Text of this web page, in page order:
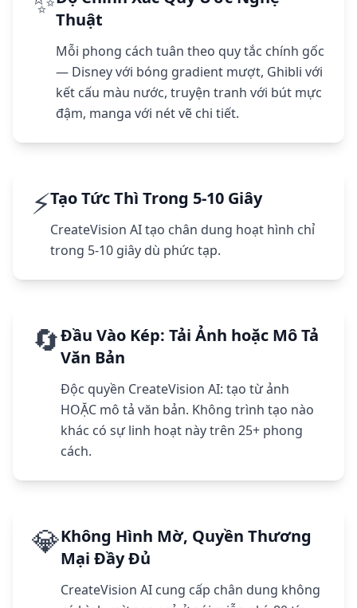
Thuật
Mỗi phong cách tuân theo quy tắc chính gốc
— Disney với bóng gradient mượt, Ghibli với
kết cấu màu nước, truyện tranh với bút mực
đậm, manga với nét vẽ chi tiết.
⚡Tạo Tức Thì Trong 5-10 Giây
CreateVision AI tạo chân dung hoạt hình chỉ
trong 5-10 giây dù phức tạp.
🔄Đầu Vào Kép: Tải Ảnh hoặc Mô Tả
Văn Bản
Độc quyền CreateVision AI: tạo từ ảnh
HOẶC mô tả văn bản. Không trình tạo nào
khác có sự linh hoạt này trên 25+ phong
cách.
💎Không Hình Mờ, Quyền Thương
Mại Đầy Đủ
CreateVision AI cung cấp chân dung không